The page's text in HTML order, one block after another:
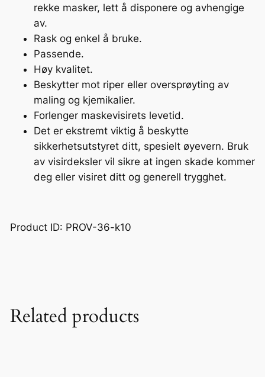
rekke masker, lett å disponere og avhengige
av.
Rask og enkel å bruke.
Passende.
Høy kvalitet.
Beskytter mot riper eller oversprøyting av
maling og kjemikalier.
Forlenger maskevisirets levetid.
Det er ekstremt viktig å beskytte
sikkerhetsutstyret ditt, spesielt øyevern. Bruk
av visirdeksler vil sikre at ingen skade kommer
deg eller visiret ditt og generell trygghet.
Product ID: PROV-36-k10
Related products